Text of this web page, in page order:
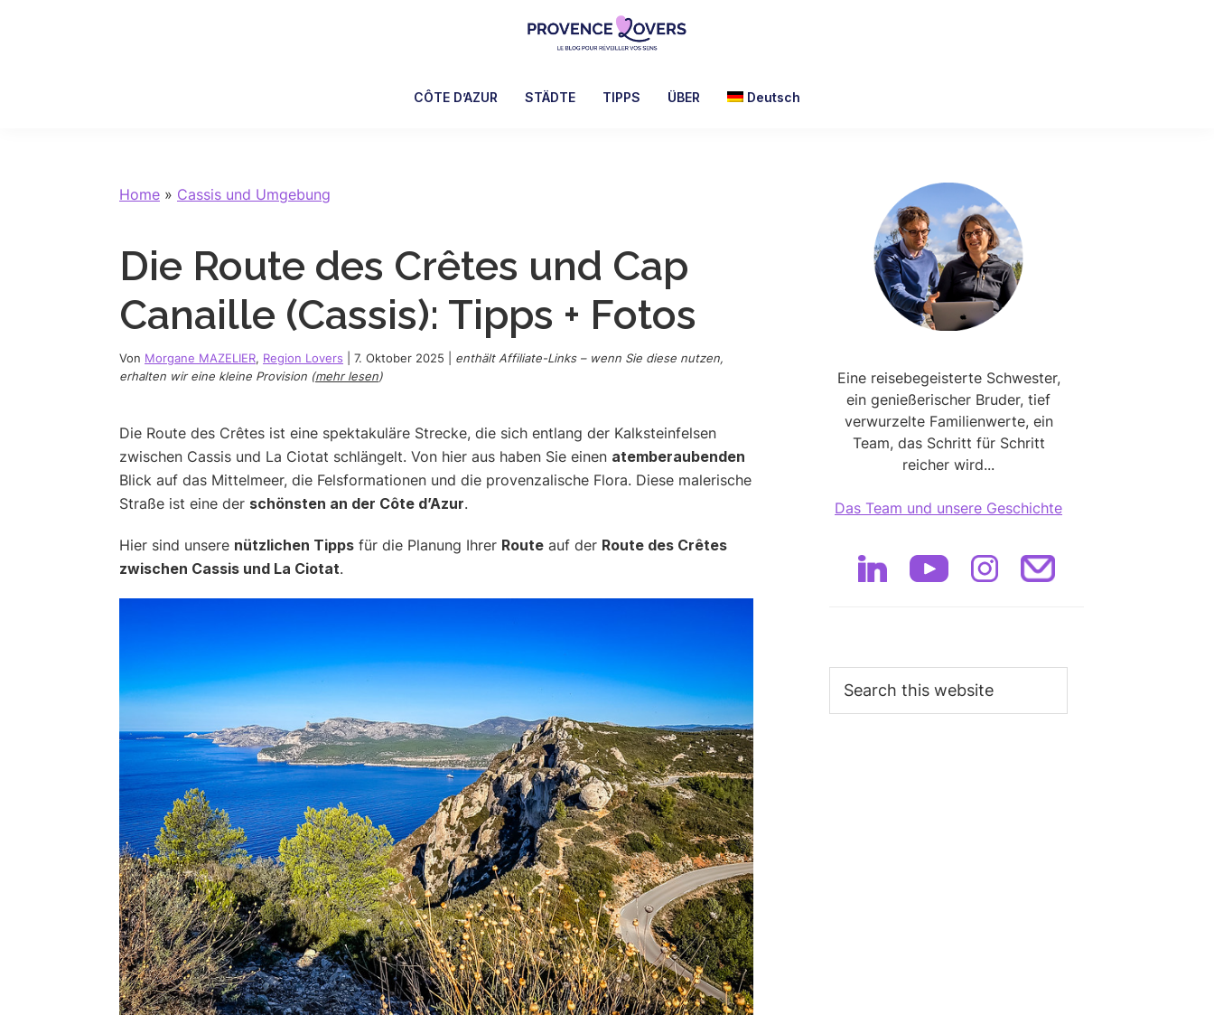
Lovers
Ihre
blog
de
Claire
CÔTE D’AZUR STÄDTE TIPPS ÜBER Deutsch
Home » Cassis und Umgebung
Die Route des Crêtes und Cap
Canaille (Cassis): Tipps + Fotos
Von Morgane MAZELIER, Region Lovers 7. Oktober 2025
enthält Affiliate-Links – wenn Sie diese nutzen,
erhalten wir eine kleine Provision (mehr lesen)
Die Route des Crêtes ist eine spektakuläre Strecke, die sich entlang der Kalksteinfelsen
zwischen Cassis und La Ciotat schlängelt. Von hier aus haben Sie einen atemberaubenden
Blick auf das Mittelmeer, die Felsformationen und die provenzalische Flora. Diese malerische
Straße ist eine der schönsten an der Côte d’Azur.
Hier sind unsere nützlichen Tipps für die Planung Ihrer Route auf der Route des Crêtes
zwischen Cassis und La Ciotat.
Primary
Sidebar
Eine reisebegeisterte Schwester,
ein genießerischer Bruder, tief
verwurzelte Familienwerte, ein
Team, das Schritt für Schritt
reicher wird...
Das Team und unsere Geschichte
this